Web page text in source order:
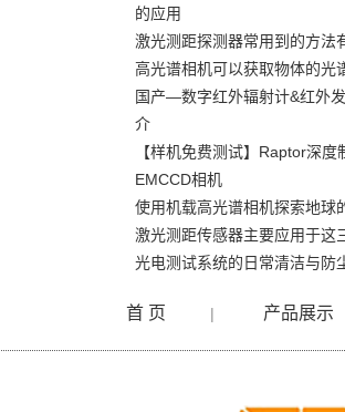
的应用
激光测距探测器常用到的方法
高光谱相机可以获取物体的光
国产—数字红外辐射计&红外
介
【样机免费测试】Raptor深度
EMCCD相机
使用机载高光谱相机探索地球
激光测距传感器主要应用于这
光电测试系统的日常清洁与防
首 页 | 产品展示